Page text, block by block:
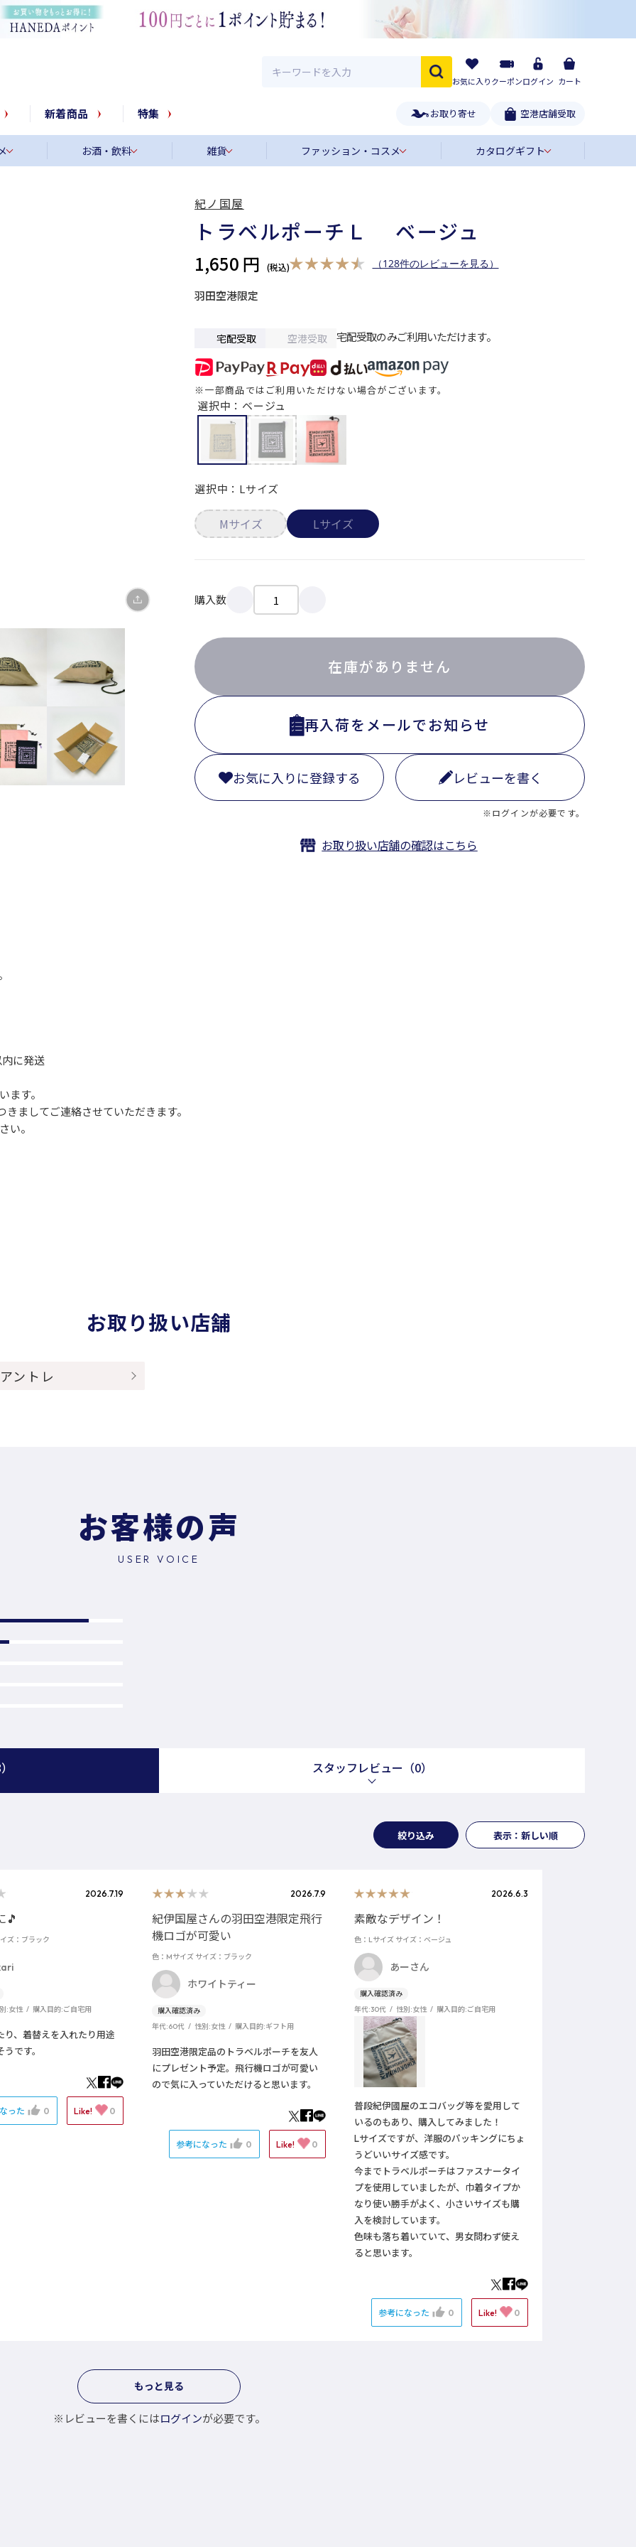
お気に入りクーポンログイン カート
新着商品 特集 お取り寄せ 空港店舗受取
お酒・飲料 雑貨 ファッション・コスメ カタログギフト
トラベルポーチＬ ベージュ
1,650 円 （128件のレビューを見る）
羽田空港限定
宅配受取 空港受取 宅配受取のみご利用いただけます。
※一部商品ではご利用いただけない場合がございます。
選択中：ベージュ
Mサイズ Lサイズ
選択中：Lサイズ
購入数
在庫がありません
再入荷をメールでお知らせ
お気に入りに登録する レビューを書く
※ログインが必要です。
お取り扱い店舗の確認はこちら
紀ノ国屋
に発送
ます。
ましてご連絡させていただきます。
い。
お取り扱い店舗
ントレ
お客様の声
USER VOICE
スタッフレビュー （0）
絞り込み 表示：新しい順
2026.7.19
🎵
ズ：ブラック
:女性 購入目的:ご自宅用
り、着替えを入れたり用途
です。
った 0 Like! 0
2026.7.9
紀伊国屋さんの羽田空港限定飛行
機ロゴが可愛い
色：Mサイズ サイズ：ブラック
ホワイトティー
年代:60代 性別:女性 購入目的:ギフト用
羽田空港限定品のトラベルポーチを友人
にプレゼント予定。飛行機ロゴが可愛い
ので気に入っていただけると思います。
参考になった 0 Like! 0
2026.6.3
素敵なデザイン！
色：Lサイズ サイズ：ベージュ
あーさん
年代:30代 性別:女性 購入目的:ご自宅用
普段紀伊國屋のエコバッグ等を愛用して
いるのもあり、購入してみました！
Lサイズですが、洋服のパッキングにちょ
うどいいサイズ感です。
今までトラベルポーチはファスナータイ
プを使用していましたが、巾着タイプか
なり使い勝手がよく、小さいサイズも購
入を検討しています。
色味も落ち着いていて、男女問わず使え
ると思います。
参考になった 0 Like! 0
もっと見る
※レビューを書くにはログインが必要です。